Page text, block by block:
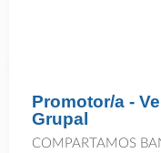
Promotor/a -
Grupal
COMPARTAMOS